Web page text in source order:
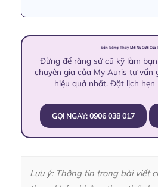
Sẵn Sàng Thay Mới Nụ Cười Của
Đừng để răng sứ cũ kỹ làm
chuyên gia của My Auris tư vấn
hiệu quả nhất. Đặt lịch hẹn
GỌI NGAY: 0906 038 017
Lưu ý: Thông tin trong bài viết